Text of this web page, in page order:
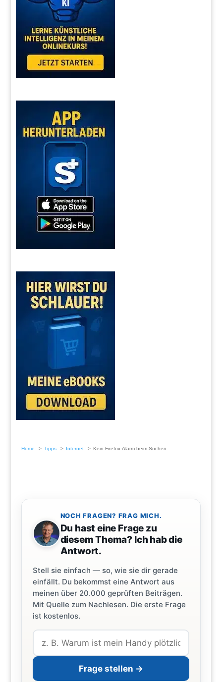
Home Tipps Internet Kein Firefox-Alarm beim Suchen
NOCH FRAGEN? FRAG MICH.
Du hast eine Frage zu
diesem Thema? Ich hab die
Antwort.
Stell sie einfach — so, wie sie dir gerade
einfällt. Du bekommst eine Antwort aus
meinen über 20.000 geprüften Beiträgen.
Mit Quelle zum Nachlesen. Die erste Frage
ist kostenlos.
Frage stellen →